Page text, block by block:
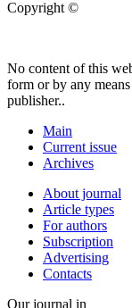
Copyright ©
No content of this
form or by any
publisher..
Main
Current issue
Archives
About journal
Article types
For authors
Subscription
Advertising
Contacts
Our journal in